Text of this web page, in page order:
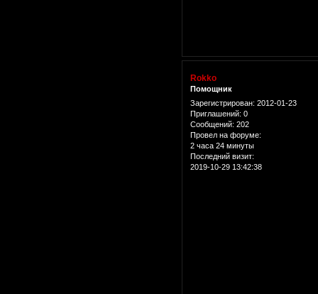
Rokko
Помощник
Зарегистрирован: 2012-01-23
Приглашений: 0
Сообщений: 202
Провел на форуме:
2 часа 24 минуты
Последний визит:
2019-10-29 13:42:38